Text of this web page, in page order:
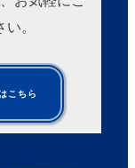
。
こちら